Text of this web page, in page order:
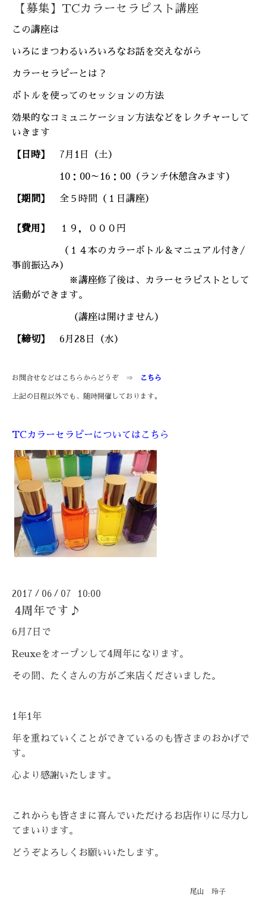
【募集】TCカラーセラピスト講座
この講座は
いろにまつわるいろいろなお話を交えながら
カラーセラピーとは？
ボトルを使ってのセッションの方法
効果的なコミュニケーション方法などを レクチャーして
いきます
【日時】 7月1 日（土）
10：00～16：00（ランチ休憩含みます）
【期間】 全５時間（１日講座）
【費用】 １９，０００円
（１４本のカラーボトル＆マニュアル付き/
事前振込み）
※講座修了後は、カラーセラピストとして
活動ができます。
（講座は開けません）
【締切】 6月28日 （水）
お問合せなどはこちらからどうぞ ⇒ こちら
上記の日程以外でも、随時開催しております。
TCカラーセラピーについてはこちら
2017 / 06 / 07 10:00
4周年です♪
6月7日で
Reuxeをオープンして4周年になります。
その間、たくさんの方がご来店くださいました。
1年1年
年を重ねていくことができているのも皆さまのおかげで
す。
心より感謝いたします。
これからも皆さまに喜んでいただけるお店作りに尽力し
てまいります。
どうぞよろしくお願いいたします。
尾山 玲子